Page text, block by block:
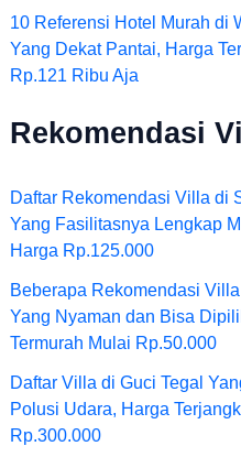
10 Referensi Hotel Murah di
Yang Dekat Pantai, Harga
Rp.121 Ribu Aja
Rekomendasi
Daftar Rekomendasi Villa di
Yang Fasilitasnya Lengkap
Harga Rp.125.000
Beberapa Rekomendasi
Yang Nyaman dan Bisa
Termurah Mulai Rp.50.000
Daftar Villa di Guci Tegal
Polusi Udara, Harga
Rp.300.000